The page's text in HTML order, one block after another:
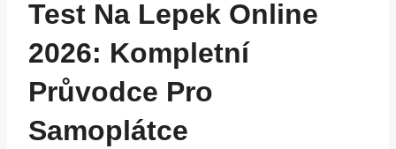
Test Na Lepek Online
2026: Kompletní
Průvodce Pro
Samoplátce